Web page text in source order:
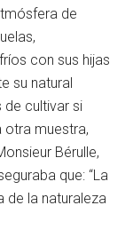
de
con sus hijas
su natural
de cultivar si
otra muestra,
Bérulle,
que: “La
de la naturaleza